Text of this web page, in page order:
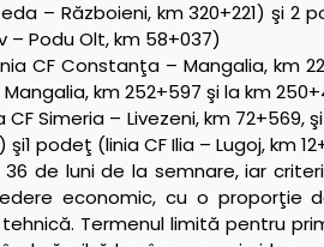
– Războieni, km 320+221) şi 2
– Podu Olt, km 58+037)
Constanţa – Mangalia, km
km 252+597 şi la km
– Livezeni, km 72+569,
podeţ (linia CF Ilia – Lugoj, km
de luni de la semnare, iar
economic, cu o proporţie
Termenul limită pentru